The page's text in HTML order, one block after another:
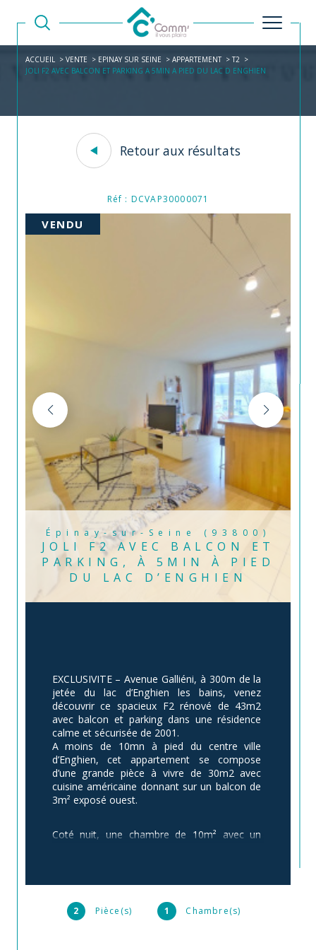
ACCUEIL VENTE EPINAY SUR SEINE APPARTEMENT
T2
JOLI F2 AVEC BALCON ET PARKING A 5MIN A PIED DU LAC D ENGHIEN
Retour aux résultats
Réf : DCVAP30000071
VENDU
Épinay-sur-Seine (93800)
JOLI F2 AVEC BALCON ET
PARKING, À 5MIN À PIED
DU LAC D’ENGHIEN
2 Pièce(s) 1 Chambre(s)
EXCLUSIVITE – Avenue Galliéni, à 300m de la
jetée du lac d’Enghien les bains, venez
découvrir ce spacieux F2 rénové de 43m2
avec balcon et parking dans une résidence
calme et sécurisée de 2001.
A moins de 10mn à pied du centre ville
d’Enghien, cet appartement se compose
d’une grande pièce à vivre de 30m2 avec
cuisine américaine donnant sur un balcon de
3m² exposé ouest.
Coté nuit, une chambre de 10m² avec un
S’ajoutent une cave et un emplacement de
parking en sous-sol.